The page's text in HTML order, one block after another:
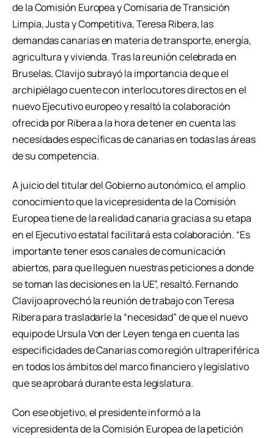
de la Comisión Europea y Comisaria de Transición
Limpia, Justa y Competitiva, Teresa Ribera, las
demandas canarias en materia de transporte, energía,
agricultura y vivienda. Tras la reunión celebrada en
Bruselas, Clavijo subrayó la importancia de que el
archipiélago cuente con interlocutores directos en el
nuevo Ejecutivo europeo y resaltó la colaboración
ofrecida por Ribera a la hora de tener en cuenta las
necesidades específicas de canarias en todas las áreas
de su competencia.
A juicio del titular del Gobierno autonómico, el amplio
conocimiento que la vicepresidenta de la Comisión
Europea tiene de la realidad canaria gracias a su etapa
en el Ejecutivo estatal facilitará esta colaboración. “Es
importante tener esos canales de comunicación
abiertos, para que lleguen nuestras peticiones a donde
se toman las decisiones en la UE”, resaltó. Fernando
Clavijo aprovechó la reunión de trabajo con Teresa
Ribera para trasladarle la “necesidad” de que el nuevo
equipo de Ursula Von der Leyen tenga en cuenta las
especificidades de Canarias como región ultraperiférica
en todos los ámbitos del marco financiero y legislativo
que se aprobará durante esta legislatura.
Con ese objetivo, el presidente informó a la
vicepresidenta de la Comisión Europea de la petición